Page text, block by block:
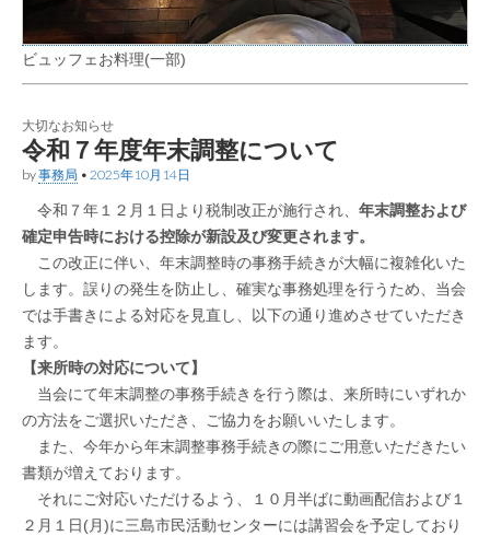
ビュッフェお料理(一部)
大切なお知らせ
令和７年度年末調整について
by事務局 • 2025年10月14日
令和７年１２月１日より税制改正が施行され、 年末調整および
確定申告時における控除が新設及び変更されます。
この改正に伴い、年末調整時の事務手続きが大幅に複雑化いた
します。誤りの発生を防止し、確実な事務処理を行うため、当会
では手書きによる対応を見直し、以下の通り進めさせていただき
ます。
【来所時の対応について】
当会にて年末調整の事務手続きを行う際は、来所時にいずれか
の方法をご選択いただき、ご協力をお願いいたします。
また、今年から年末調整事務手続きの際にご用意いただきたい
書類が増えております。
それにご対応いただけるよう、１０月半ばに動画配信および１
２月１日(月)に三島市民活動センターには講習会を予定しており